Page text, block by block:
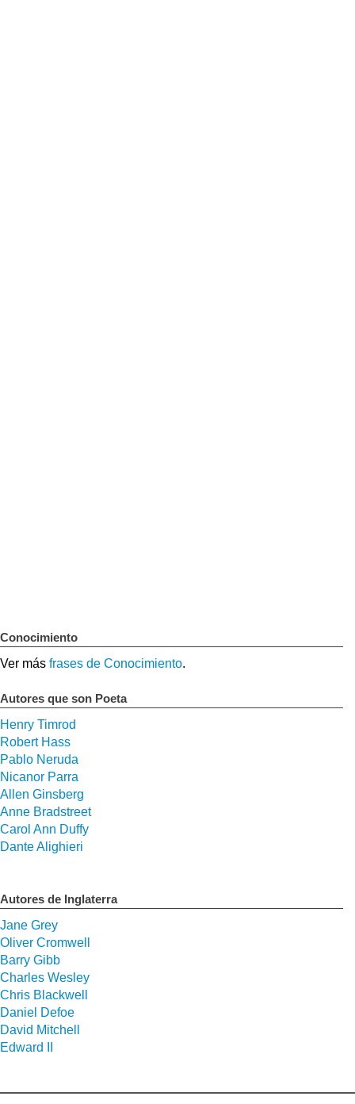
Conocimiento
Ver más frases de Conocimiento.
Autores que son Poeta
Henry Timrod
Robert Hass
Pablo Neruda
Nicanor Parra
Allen Ginsberg
Anne Bradstreet
Carol Ann Duffy
Dante Alighieri
Autores de Inglaterra
Jane Grey
Oliver Cromwell
Barry Gibb
Charles Wesley
Chris Blackwell
Daniel Defoe
David Mitchell
Edward II